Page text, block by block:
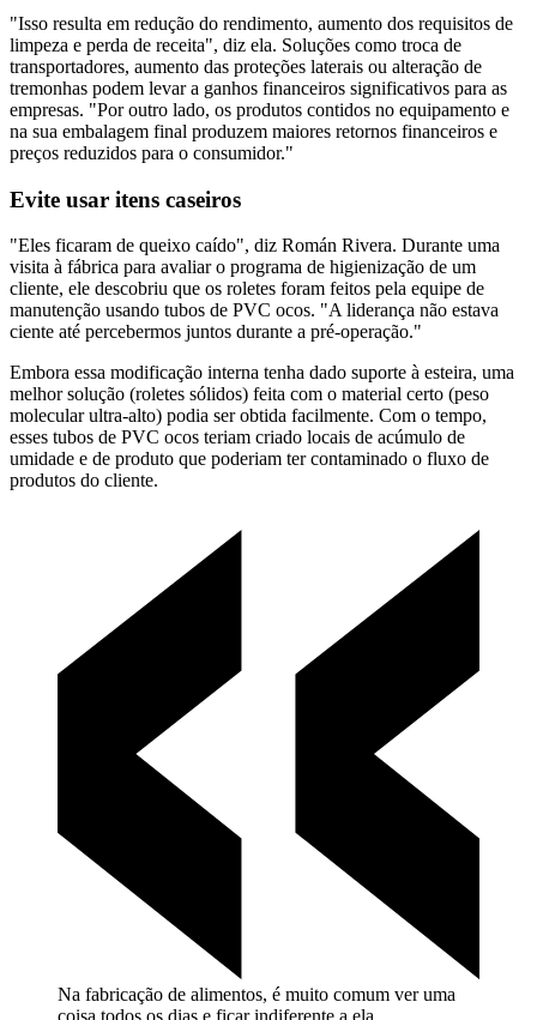
"Isso resulta em redução do rendimento, aumento dos requisitos de
limpeza e perda de receita", diz ela. Soluções como troca de
transportadores, aumento das proteções laterais ou alteração de
tremonhas podem levar a ganhos financeiros significativos para as
empresas. "Por outro lado, os produtos contidos no equipamento e
na sua embalagem final produzem maiores retornos financeiros e
preços reduzidos para o consumidor."
Evite usar itens caseiros
"Eles ficaram de queixo caído", diz Román Rivera. Durante uma
visita à fábrica para avaliar o programa de higienização de um
cliente, ele descobriu que os roletes foram feitos pela equipe de
manutenção usando tubos de PVC ocos. "A liderança não estava
ciente até percebermos juntos durante a pré-operação."
Embora essa modificação interna tenha dado suporte à esteira, uma
melhor solução (roletes sólidos) feita com o material certo (peso
molecular ultra-alto) podia ser obtida facilmente. Com o tempo,
esses tubos de PVC ocos teriam criado locais de acúmulo de
umidade e de produto que poderiam ter contaminado o fluxo de
produtos do cliente.
Na fabricação de alimentos, é muito comum ver uma
coisa todos os dias e ficar indiferente a ela.